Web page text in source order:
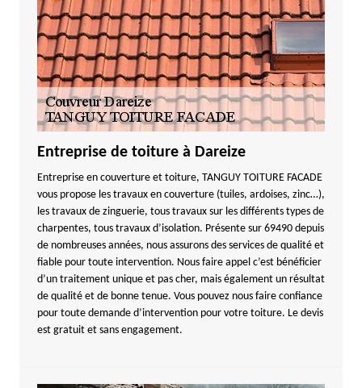
Entreprise de toiture à Dareize
Entreprise en couverture et toiture, TANGUY TOITURE FACADE
vous propose les travaux en couverture (tuiles, ardoises, zinc…),
les travaux de zinguerie, tous travaux sur les différents types de
charpentes, tous travaux d’isolation. Présente sur 69490 depuis
de nombreuses années, nous assurons des services de qualité et
fiable pour toute intervention. Nous faire appel c’est bénéficier
d’un traitement unique et pas cher, mais également un résultat
de qualité et de bonne tenue. Vous pouvez nous faire confiance
pour toute demande d’intervention pour votre toiture. Le devis
est gratuit et sans engagement.